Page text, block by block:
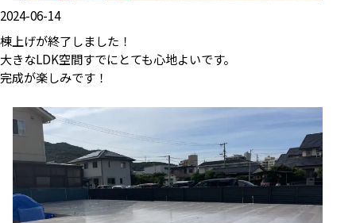
2024-06-14
棟上げが終了しました！
大きなLDK空間すでにとても心地よいです。
完成が楽しみです！